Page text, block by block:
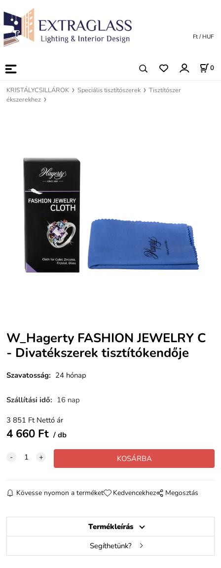
0
Ft / HUF
KRISTÁLYCSILLÁROK Speciális tisztítószerek
Tisztítószer
ékszerekhez
W_Hagerty FASHION JEWELRY C
- Divatékszerek tisztítókendője
Szavatosság: 24 hónap
Szállítási idő: 16 nap
3 851 Ft Nettó ár
4 660 Ft db
Kövesse nyomon a terméket Kedvencekhez Megosztás
Termékleírás
Segíthetünk?